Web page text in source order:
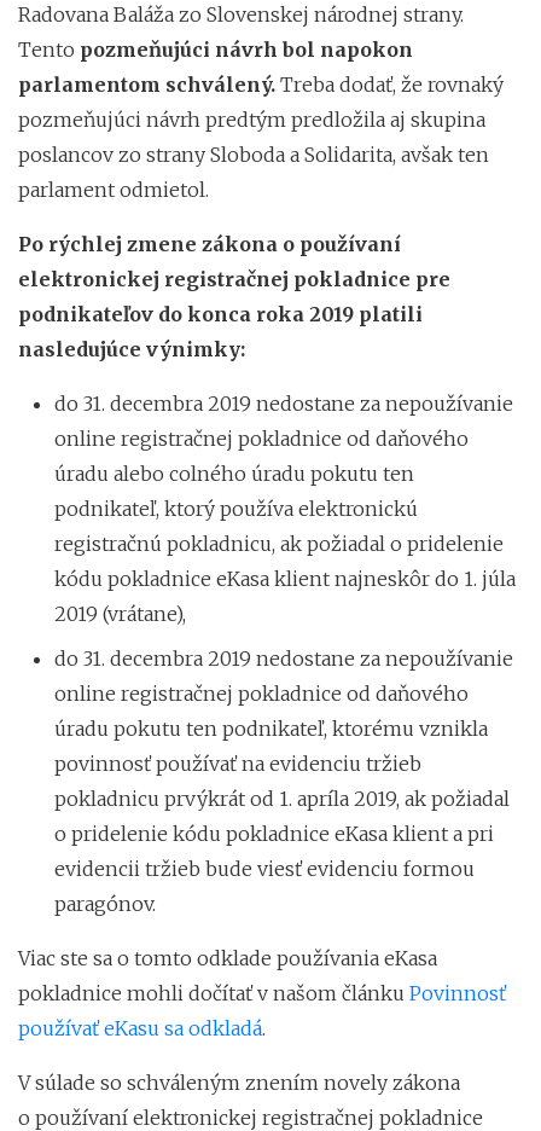
Radovana Baláža zo Slovenskej národnej strany.
Tento pozmeňujúci návrh bol napokon
parlamentom schválený. Treba dodať, že rovnaký
pozmeňujúci návrh predtým predložila aj skupina
poslancov zo strany Sloboda a Solidarita, avšak ten
parlament odmietol.
Po rýchlej zmene zákona o používaní
elektronickej registračnej pokladnice pre
podnikateľov do konca roka 2019 platili
nasledujúce výnimky:
do 31. decembra 2019 nedostane za nepoužívanie
online registračnej pokladnice od daňového
úradu alebo colného úradu pokutu ten
podnikateľ, ktorý používa elektronickú
registračnú pokladnicu, ak požiadal o pridelenie
kódu pokladnice eKasa klient najneskôr do 1. júla
2019 (vrátane),
do 31. decembra 2019 nedostane za nepoužívanie
online registračnej pokladnice od daňového
úradu pokutu ten podnikateľ, ktorému vznikla
povinnosť používať na evidenciu tržieb
pokladnicu prvýkrát od 1. apríla 2019, ak požiadal
o pridelenie kódu pokladnice eKasa klient a pri
evidencii tržieb bude viesť evidenciu formou
paragónov.
Viac ste sa o tomto odklade používania eKasa
pokladnice mohli dočítať v našom článku Povinnosť
používať eKasu sa odkladá.
V súlade so schváleným znením novely zákona
o používaní elektronickej registračnej pokladnice